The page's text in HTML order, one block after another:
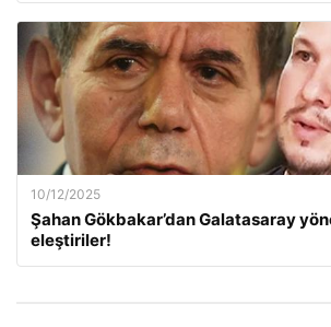
10/12/2025
Şahan Gökbakar’dan Galatasaray
eleştiriler!